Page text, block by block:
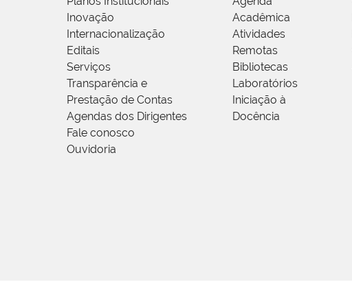
Inovação
Internacionalização
Editais
Serviços
Transparência e
Prestação de Contas
Agendas dos Dirigentes
Fale conosco
Ouvidoria
Acadêmica
Atividades
Remotas
Bibliotecas
Laboratórios
Iniciação à
Docência